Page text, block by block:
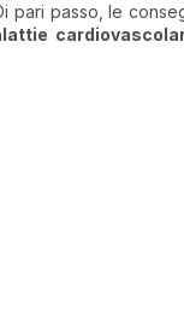
pari passo, le